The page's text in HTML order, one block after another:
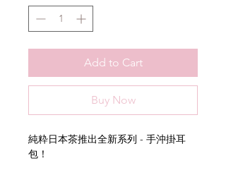
Add to Cart
Buy Now
純粋日本茶推出全新系列 - 手沖掛耳
包！